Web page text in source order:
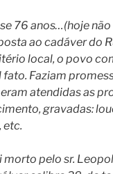
76 anos…(hoje
ao cadáver do
local, o povo
Faziam
atendidas as
gravadas:
etc.
morto pelo sr.